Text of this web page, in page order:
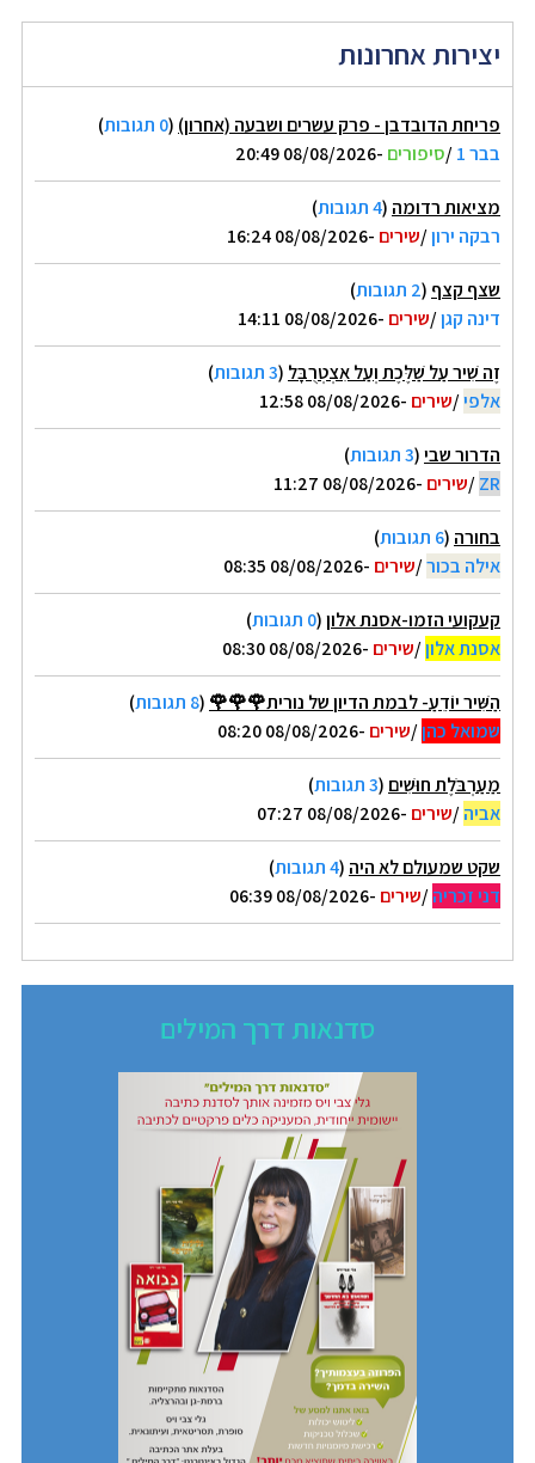
יצירות אחרונות
פריחת הדובדבן - פרק עשרים ושבעה (אחרון) (0 תגובות
)
בבר 1
/סיפורים -08/08/2026 20:49
מציאות רדומה (4 תגובות
)
רבקה ירון/שירים -08/08/2026 16:24
שצף קצף (2 תגובות
)
דינה קגן/שירים -08/08/2026 14:11
זֶה שִׁיר עַל שַׁלֶּכֶת וְעַל אִצְטְרֻבָּל (3 תגובות
)
אלפי/שירים -08/08/2026 12:58
הדרור שבי(3 תגובות
)
ZR
/שירים -08/08/2026 11:27
בחורה (6 תגובות
)
אילה בכור/שירים -08/08/2026 08:35
קעקועי הזמו-אסנת אלון(0 תגובות
)
אסנת אלון/שירים -08/08/2026 08:30
הַשִּׁיר יוֹדֵעַ- לבמת הדיון של נורית🌹🌹🌹 (8 תגובות
)
שמואל כהן/שירים -08/08/2026 08:20
מַעַרְבֹּלֶת חוּשִׁים (3 תגובות
)
אביה/שירים -08/08/2026 07:27
שקט שמעולם לא היה (4 תגובות
)
דני זכריה/שירים -08/08/2026 06:39
סדנאות דרך המילים